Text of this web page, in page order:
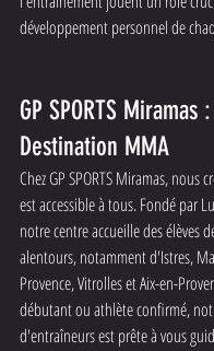
développement personnel de
GP SPORTS Miramas
Destination MMA
Chez GP SPORTS Miramas, nous
est accessible à tous. Fondé par
notre centre accueille des élèves
alentours, notamment d'Istres,
Provence, Vitrolles et Aix-en-
débutant ou athlète confirmé,
d'entraîneurs est prête à vous